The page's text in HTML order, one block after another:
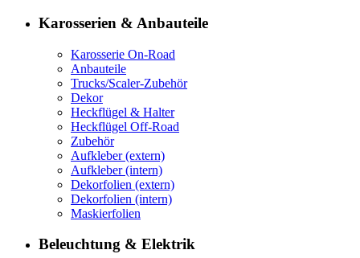
Karosserien & Anbauteile
Karosserie On-Road
Anbauteile
Trucks/Scaler-Zubehör
Dekor
Heckflügel & Halter
Heckflügel Off-Road
Zubehör
Aufkleber (extern)
Aufkleber (intern)
Dekorfolien (extern)
Dekorfolien (intern)
Maskierfolien
Beleuchtung & Elektrik